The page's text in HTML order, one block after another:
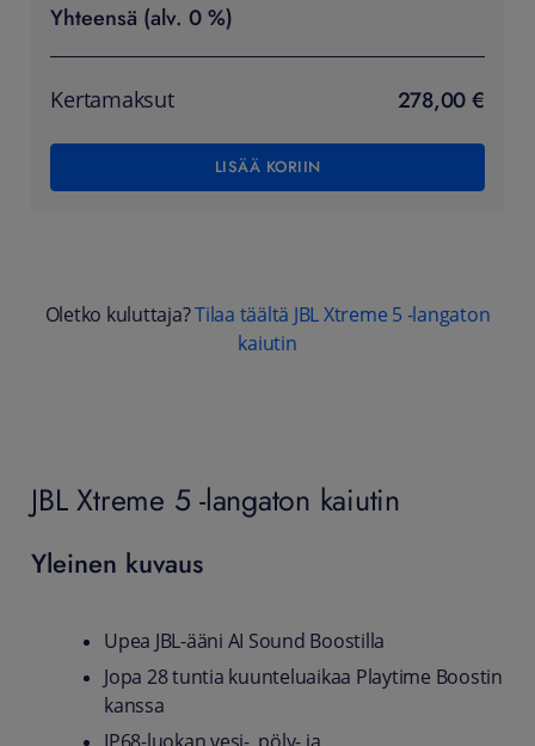
Yhteensä (alv. 0 %)
Kertamaksut 278,00 €
LISÄÄ KORIIN
Oletko kuluttaja?Tilaa täältä JBL Xtreme 5 -langaton
kaiutin
JBL Xtreme 5 -langaton kaiutin
Yleinen kuvaus
Upea JBL-ääni AI Sound Boostilla
Jopa 28 tuntia kuunteluaikaa Playtime Boostin
kanssa